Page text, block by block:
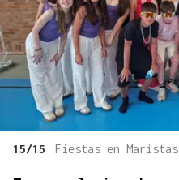
15/15 Fiestas en Maristas